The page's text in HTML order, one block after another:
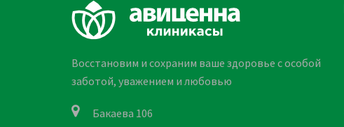
Восстановим и сохраним ваше здоровье с особой
заботой, уважением и любовью
Бакаева 106